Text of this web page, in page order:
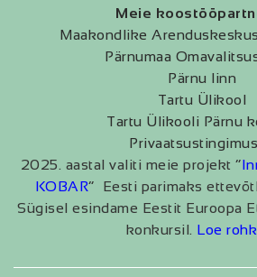
Meie
Maakondlike
Pärnumaa
Pärnu linn
Tartu Ülikool
Tartu Ülikooli Pärnu
2025. aastal valiti meie projekt “
KOBAR” Eesti parimaks
Sügisel esindame Eestit Euroopa
konkursil. Loe